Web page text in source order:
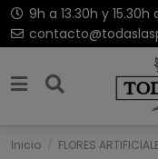
9h a 13.30h y 15.30h
Inicio FLORES